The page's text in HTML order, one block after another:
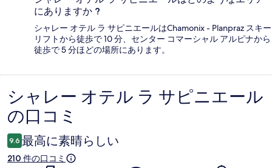
にありますか ?
シャレー オテル ラ サピニエールはChamonix - Planpraz スキー
リフトから徒歩で 10 分、センター コマーシャル アルピナから
徒歩で 5 分ほどの場所にあります。
口
コ
ミ
シャレー オテル ラ サピニエール
の口コミ
9.6 最高に素晴らしい
210 件の口コミ